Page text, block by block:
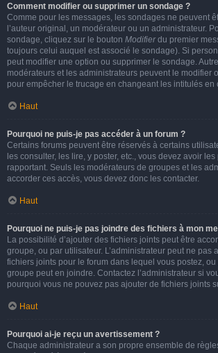
Comment modifier ou supprimer un sondage ?
Comme pour les messages, les sondages ne peuvent
l’auteur original, un modérateur ou un administrateur.
sondage, cliquez sur le bouton Modifierdu premier
toujours celui auquel est associé le sondage). Si
peut modifier une option ou supprimer le sondage.
modérateurs et les administrateurs peuvent le modifier
pour empêcher le trucage en changeant les intitulés en
Haut
Pourquoi ne puis-je pas accéder à un forum ?
Certains forums peuvent être réservés à certains
les consulter, les lire, y poster, etc., vous devez avoir les
rapportant. Seuls les modérateurs de groupes et les
accorder ces accès, vous devez donc les contacter.
Haut
Pourquoi ne puis-je pas joindre des fichiers à mon
La possibilité d’ajouter des fichiers joints peut être
groupe, ou par utilisateur. L’administrateur peut ne pas
fichiers joints pour le forum dans lequel vous postez,
groupe peut en joindre. Contactez l’administrateur si
pourquoi vous ne pouvez pas ajouter de fichiers joints
Haut
Pourquoi ai-je reçu un avertissement ?
Chaque administrateur a son propre ensemble de